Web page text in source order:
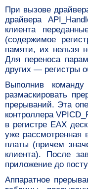
При вызове
драйвера
клиента
(содержимое
памяти, их нельзя
Для переноса
других — регистры
Выполнив
размаскировать
прерываний. Эта
контроллера
в регистре EAX
уже рассмотренная
платы (причем
клиента). После
приложение до
Аппаратное